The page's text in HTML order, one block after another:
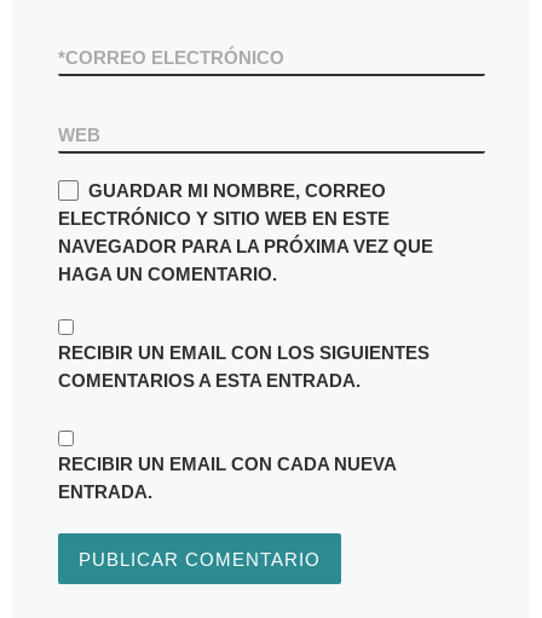
CORREO ELECTRÓNICO
*
WEB
GUARDAR MI NOMBRE, CORREO
ELECTRÓNICO Y SITIO WEB EN ESTE
NAVEGADOR PARA LA PRÓXIMA VEZ QUE
HAGA UN COMENTARIO.
RECIBIR UN EMAIL CON LOS SIGUIENTES
COMENTARIOS A ESTA ENTRADA.
RECIBIR UN EMAIL CON CADA NUEVA
ENTRADA.